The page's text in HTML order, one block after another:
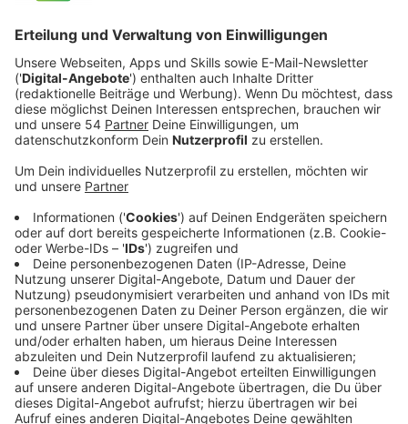
Veröffentlicht:
Anzeige
Doch eines Nachts lernt er seine Traumfrau Sunny
(Palina Rojinski) kennen. Und die ist auf dem Sprung in
die USA, wo sie ihren Traumjob antreten soll. Die
Beiden verabreden sich aber dennoch und Milo will
Doch die Verabredung eskaliert, als Milos chaotischer
Freund Renzo (Frederick Lau) eintrifft. Dem ist die
halbe Berliner Unterwelt auf den Fersen und damit
beginnt eine ziemlich abgefahrene Berliner Nacht.
Anzeige